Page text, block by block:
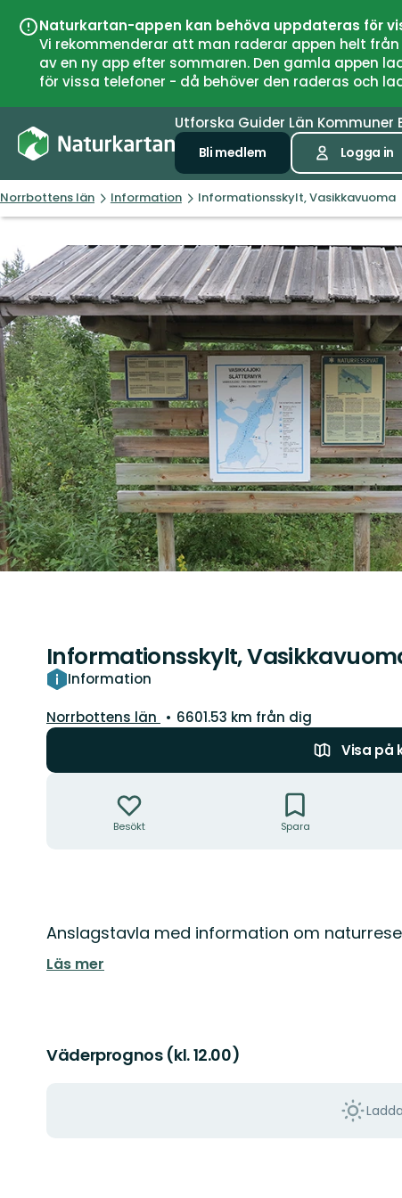
Naturkartan-appen kan behöva uppdateras för
Vi rekommenderar att man raderar appen helt
av en ny app efter sommaren. Den gamla appen
för vissa telefoner - då behöver den raderas och
Utforska Guider Län Kommuner
Bli medlem Logga in
Norrbottens län Information Informationsskylt, Vasikkavuoma
Informationsskylt,
Information
Län:
Norrbottens län
6601.53 km från dig
Visa på
Besökt Spara
Beskrivning
Anslagstavla med information om
Läs mer
Väderprognos (kl. 12.00)